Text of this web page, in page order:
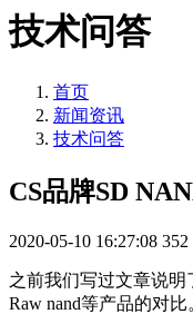
技术问答
首页
新闻资讯
技术问答
CS品牌SD
2020-05-10 16:27:08 352
之前我们写过文章说明
Raw nand等产品的对